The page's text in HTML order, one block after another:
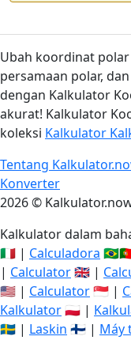
Ubah koordinat
persamaan polar,
dengan Kalkulator
akurat! Kalkulator
koleksi Kalkulator
Tentang
Konverter
2026 ©
Kalkulator dalam
🇮🇹 | Calculadora
| Calculator🇬🇧 |
🇺🇸 | Calculator🇸🇬 |
Kalkulator🇵🇱 |
🇸🇪 | Laskin 🇫🇮 | Máy